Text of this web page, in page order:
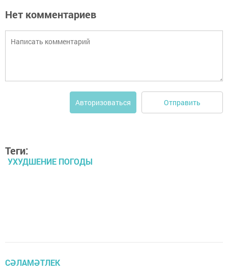
Нет комментариев
Авторизоваться Отправить
Теги:
УХУДШЕНИЕ ПОГОДЫ
СӘЛАМӘТЛЕК